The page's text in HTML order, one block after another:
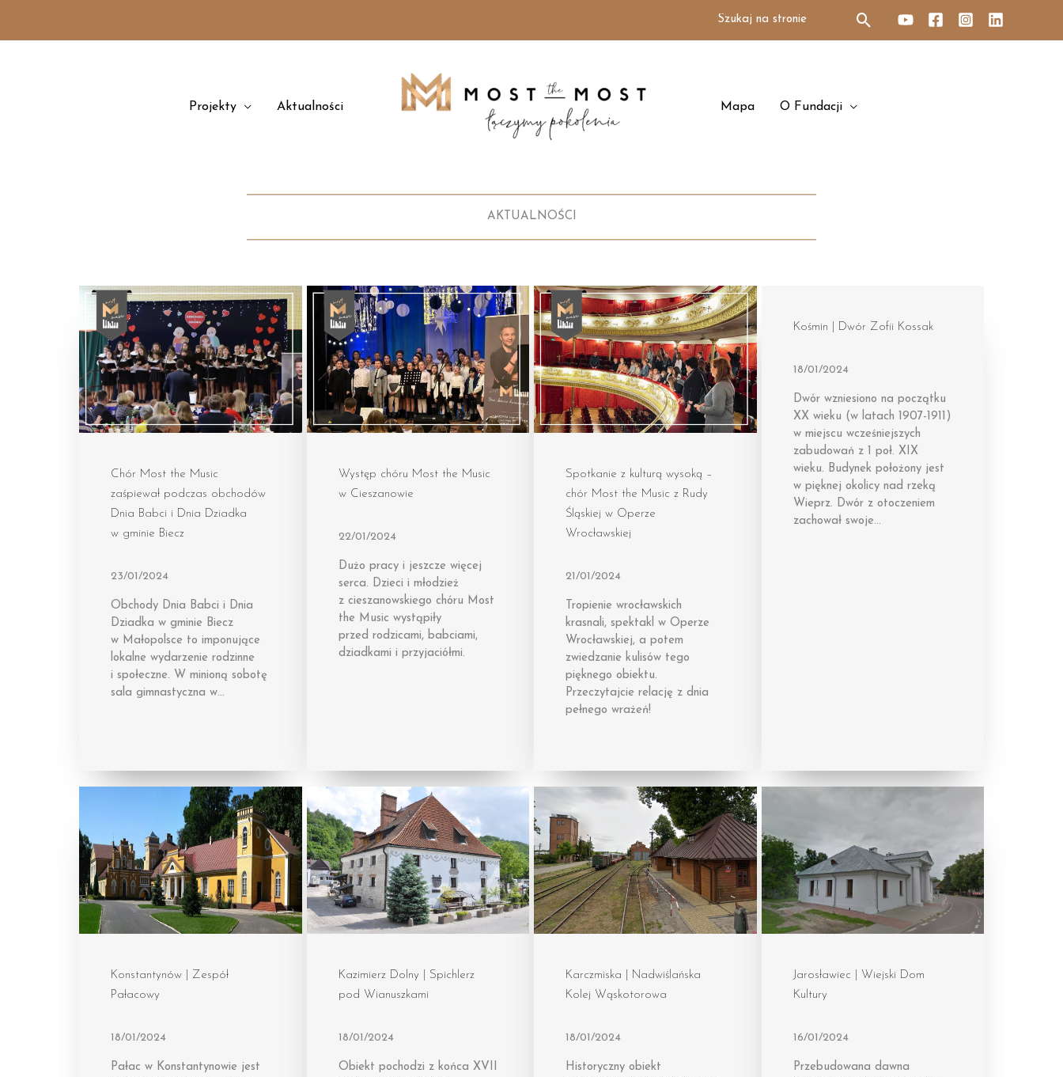
treści
for:
Projekty Aktualności Mapa O Fundacji
AKTUALNOŚCI
Chór Most the Music
zaśpiewał podczas obchodów
Dnia Babci i Dnia Dziadka
w gminie Biecz
23/01/2024
Obchody Dnia Babci i Dnia
Dziadka w gminie Biecz
w Małopolsce to imponujące
lokalne wydarzenie rodzinne
i społeczne. W minioną sobotę
sala gimnastyczna w…
Występ chóru Most the Music
w Cieszanowie
22/01/2024
Dużo pracy i jeszcze więcej
serca. Dzieci i młodzież
z cieszanowskiego chóru Most
the Music wystąpiły
przed rodzicami, babciami,
dziadkami i przyjaciółmi.
Spotkanie z kulturą wysoką –
chór Most the Music z Rudy
Śląskiej w Operze
Wrocławskiej
21/01/2024
Tropienie wrocławskich
krasnali, spektakl w Operze
Wrocławskiej, a potem
zwiedzanie kulisów tego
pięknego obiektu.
Przeczytajcie relację z dnia
pełnego wrażeń!
Kośmin | Dwór Zofii Kossak
18/01/2024
Dwór wzniesiono na początku
XX wieku (w latach 1907-1911)
w miejscu wcześniejszych
zabudowań z 1 poł. XIX
wieku. Budynek położony jest
w pięknej okolicy nad rzeką
Wieprz. Dwór z otoczeniem
zachował swoje…
Konstantynów | Zespół
Pałacowy
18/01/2024
Pałac w Konstantynowie jest
Kazimierz Dolny | Spichlerz
pod Wianuszkami
18/01/2024
Obiekt pochodzi z końca XVII
Karczmiska | Nadwiślańska
Kolej Wąskotorowa
18/01/2024
Historyczny obiekt
Jarosławiec | Wiejski Dom
Kultury
16/01/2024
Przebudowana dawna